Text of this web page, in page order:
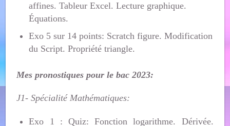
affines. Tableur Excel. Lecture graphique.
Équations.
Exo 5 sur 14 points: Scratch figure. Modification
du Script. Propriété triangle.
Mes pronostiques pour le bac 2023:
J1- Spécialité Mathématiques:
Exo 1 : Quiz: Fonction logarithme. Dérivée.